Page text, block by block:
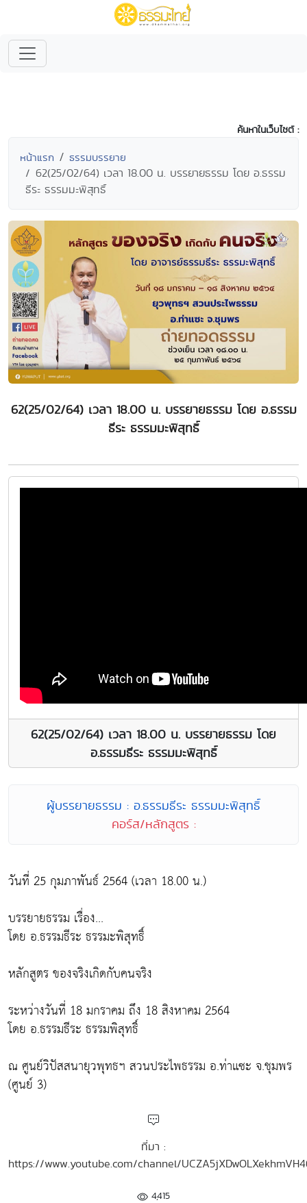
ค้นหาในเว็บไซต์ :
หน้าแรก ธรรมบรรยาย
62(25/02/64) เวลา 18.00 น. บรรยายธรรม โดย อ.ธรรม
ธีระ ธรรมมะพิสุทธิ์
62(25/02/64) เวลา 18.00 น. บรรยายธรรม โดย อ.ธรรม
ธีระ ธรรมมะพิสุทธิ์
62(25/02/64) เวลา 18.00 น. บรรยายธรรม โดย
อ.ธรรมธีระ ธรรมมะพิสุทธิ์
ผู้บรรยายธรรม : อ.ธรรมธีระ ธรรมมะพิสุทธิ์
คอร์ส/หลักสูตร :
วันที่ 25 กุมภาพันธ์ 2564 (เวลา 18.00 น.)
บรรยายธรรม เรื่อง...
โดย อ.ธรรมธีระ ธรรมะพิสุทธิ์
หลักสูตร ของจริงเกิดกับคนจริง
ระหว่างวันที่ 18 มกราคม ถึง 18 สิงหาคม 2564
โดย อ.ธรรมธีระ ธรรมพิสุทธิ์
ณ ศูนย์วิปัสสนายุวพุทธฯ สวนประไพธรรม อ.ท่าแซะ จ.ชุมพร
(ศูนย์ 3)
ที่มา :
https://www.youtube.com/channel/
4,415